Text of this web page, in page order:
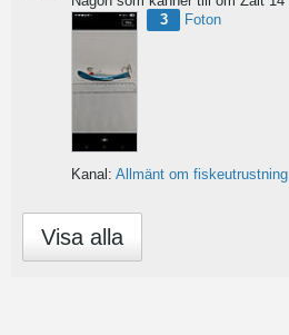
3
Foton
Kanal: Allmänt om fiskeutrustning
Visa alla